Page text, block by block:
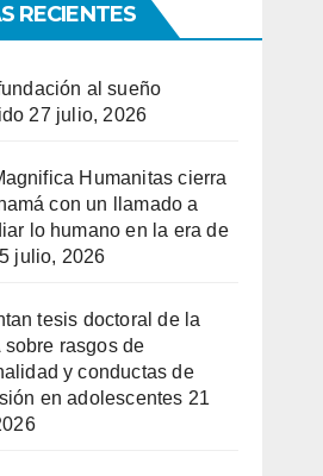
RECIENTES
al sueño
27 julio, 2026
Humanitas cierra
con un llamado a
lo humano en la era de
julio, 2026
tesis doctoral de la
sobre rasgos de
y conductas de
en adolescentes 21